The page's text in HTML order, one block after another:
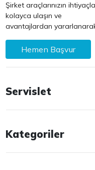
Şirket araçlarınızın
kolayca ulaşın ve
avantajlardan yararlanarak
Hemen Başvur
Servislet
Kategoriler